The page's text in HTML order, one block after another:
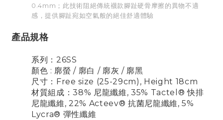
0.4mm；此技術阻絕傳統襪款腳趾硬骨摩擦的異物不適
感，提供腳趾宛如空氣般的絕佳舒適體驗
產品規格
系列：26SS
顏色 : 廓螢 / 廓白 / 廓灰 / 廓黑
尺寸： Free size (25-29cm), Height 18cm
材質組成：38% 尼龍纖維, 35% Tactel® 快排
尼龍纖維, 22% Acteev® 抗菌尼龍纖維, 5%
Lycra® 彈性纖維